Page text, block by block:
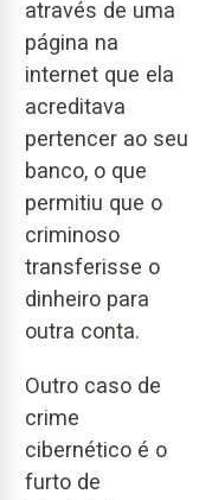
através de uma
página na
internet que ela
acreditava
pertencer ao seu
banco, o que
permitiu que o
criminoso
transferisse o
dinheiro para
outra conta.
Outro caso de
crime
cibernético é o
furto de